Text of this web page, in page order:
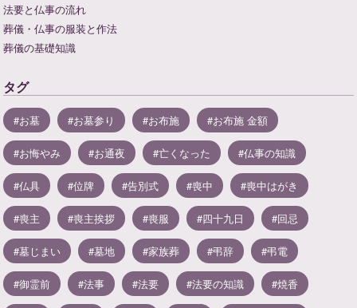
法要と仏事の流れ
葬儀・仏事の服装と作法
葬儀の基礎知識
タグ
お墓 お墓参り お布施 お布施 金額
お悔やみ お通夜 亡くなった 仏事の知識
仏具 位牌 告別式 喪中 喪中はがき
喪主 喪主挨拶 喪服 四十九日 回忌
墓じまい 墓地 家族葬 弔辞 弔電
御霊前 法事 法要 法要の知識 焼香